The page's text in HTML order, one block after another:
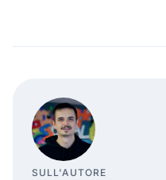
SULL'AUTORE